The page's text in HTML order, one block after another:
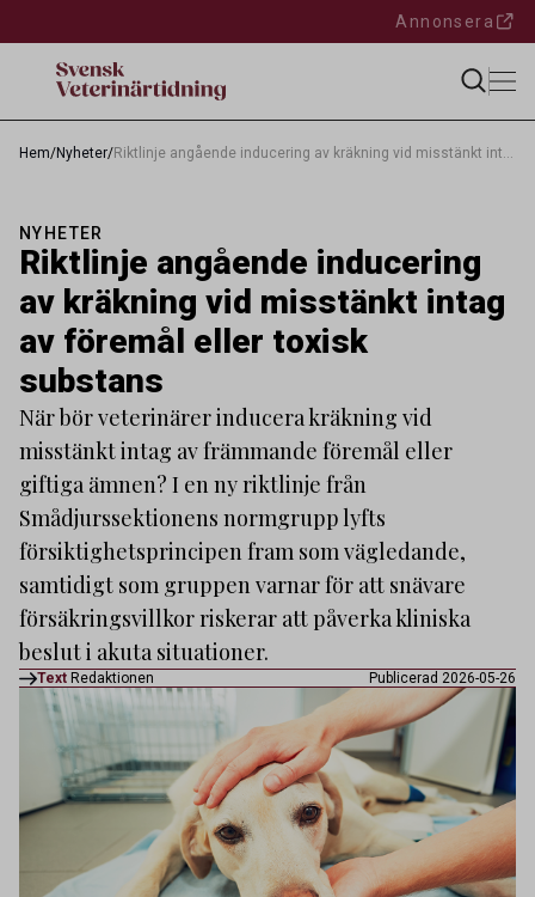
Annonsera
Hem/Nyheter/
NYHETER
Riktlinje angående inducering
av kräkning vid misstänkt intag
av föremål eller toxisk
substans
När bör veterinärer inducera kräkning vid
misstänkt intag av främmande föremål eller
giftiga ämnen? I en ny riktlinje från
Smådjurssektionens normgrupp lyfts
försiktighetsprincipen fram som vägledande,
samtidigt som gruppen varnar för att snävare
försäkringsvillkor riskerar att påverka kliniska
beslut i akuta situationer.
Text Redaktionen Publicerad 2026-05-26